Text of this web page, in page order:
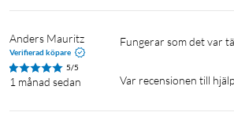
Anders Mauritz
Verifierad köpare
5/5
1 månad sedan
Fungerar som det var
Var recensionen till